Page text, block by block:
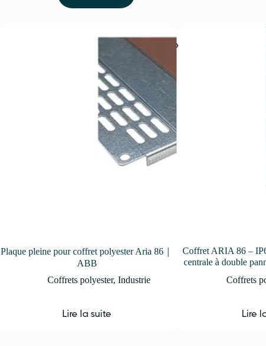
Plaque pleine pour coffret polyester Aria 86｜
ABB
Coffrets polyester, Industrie
Lire la suite
Coffret ARIA 86 –
centrale à double
Coffrets
Lire